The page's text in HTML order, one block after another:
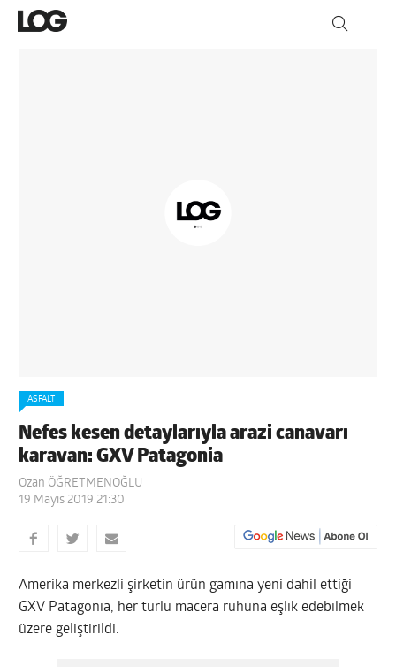
ASFALT
Nefes kesen detaylarıyla arazi canavarı
karavan: GXV Patagonia
Ozan ÖĞRETMENOĞLU
19 Mayıs 2019 21:30
Amerika merkezli şirketin ürün gamına yeni dahil ettiği
GXV Patagonia, her türlü macera ruhuna eşlik edebilmek
üzere geliştirildi.